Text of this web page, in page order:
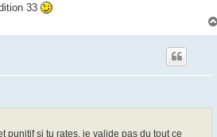
33
punitif si tu rates, je valide pas du tout ce